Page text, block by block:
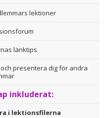
lektioner
länktips
presentera dig för andra
inkluderat:
i lektionsfilerna